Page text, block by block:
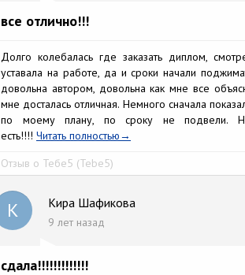
все отлично!!!
Долго колебалась где заказать диплом,
уставала на работе, да и сроки начали
довольна автором, довольна как мне все
мне досталась отличная. Немного сначала
по моему плану, по сроку не подвели.
есть!!!! Читать полностью
Отзыв о Тебе5 (Tebe5)
К Кира Шафикова
9 лет назад
сдала!!!!!!!!!!!!!